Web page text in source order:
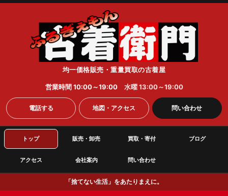
均一価格販売・重量買取の古着屋
営業時間 10:00～19:00 水曜 13:00～19:00
電話する 地図・アクセス 問い合わせ
トップ 販売・卸売 買取・寄付 ブログ
アクセス 会社案内 問い合わせ
「捨てない生活」をあたりまえに。